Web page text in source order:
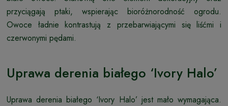
przyciągają ptaki, wspierając bioróżnorodność ogrodu.
Owoce ładnie kontrastują z przebarwiającymi się liśćmi i
czerwonymi pędami.
Uprawa derenia białego ‘Ivory Halo’
Uprawa derenia białego ‘Ivory Halo’ jest mało wymagająca.